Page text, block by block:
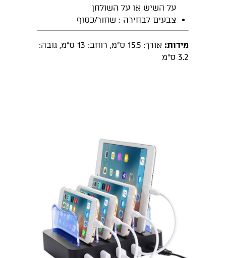
על השיש או על השולחן
צבעים לבחירה : שחור/כסוף
מידות:
אורך: 15.5 ס"מ, רוחב: 13 ס"מ, גובה:
3.2 ס"מ